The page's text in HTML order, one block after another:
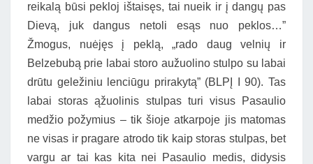
reikalą būsi pekloj ištaisęs, tai nueik ir į dangų pas
Dievą, juk dangus netoli esąs nuo peklos…”
Žmogus, nuėjęs į peklą, „rado daug velnių ir
Belzebubą prie labai storo aužuolino stulpo su labai
drūtu geležiniu lenciūgu prirakytą” (BLPĮ I 90). Tas
labai storas ąžuolinis stulpas turi visus Pasaulio
medžio požymius – tik šioje atkarpoje jis matomas
ne visas ir pragare atrodo tik kaip storas stulpas, bet
vargu ar tai kas kita nei Pasaulio medis, didysis